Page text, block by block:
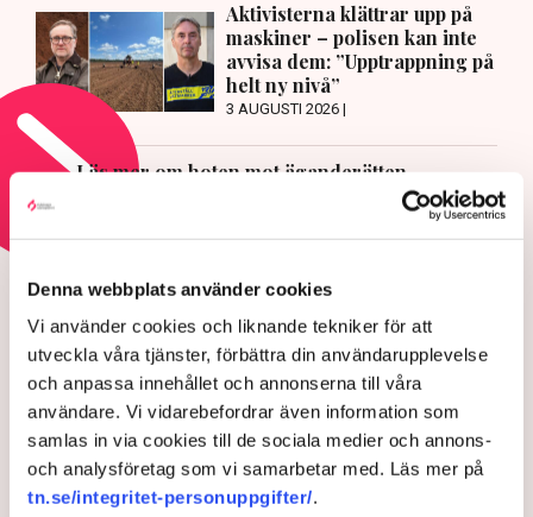
Denna webbplats använder cookies
Vi använder cookies och liknande tekniker för att
utveckla våra tjänster, förbättra din användarupplevelse
och anpassa innehållet och annonserna till våra
användare. Vi vidarebefordrar även information som
samlas in via cookies till de sociala medier och annons-
och analysföretag som vi samarbetar med. Läs mer på
tn.se/integritet-personuppgifter/.
Aktivisterna klättrar upp på
maskiner – polisen kan inte
avvisa dem: ”Upptrappning på
helt ny nivå”
3 AUGUSTI 2026 |
Läs mer om hoten mot äganderätten
Aktivisterna klättrar upp på
maskiner – polisen kan inte
avvisa dem: ”Upptrappning
på helt ny nivå”